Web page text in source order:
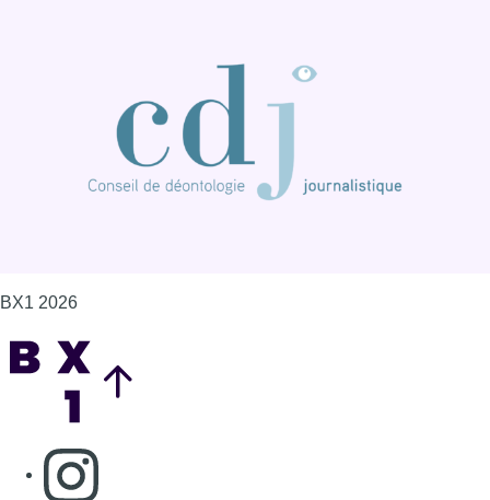
BX1 2026
Consulter page Instagram